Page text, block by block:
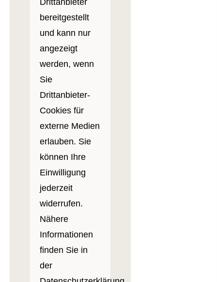
Drittanbieter
bereitgestellt
und kann nur
angezeigt
werden, wenn
Sie
Drittanbieter-
Cookies für
externe Medien
erlauben. Sie
können Ihre
Einwilligung
jederzeit
widerrufen.
Nähere
Informationen
finden Sie in
der